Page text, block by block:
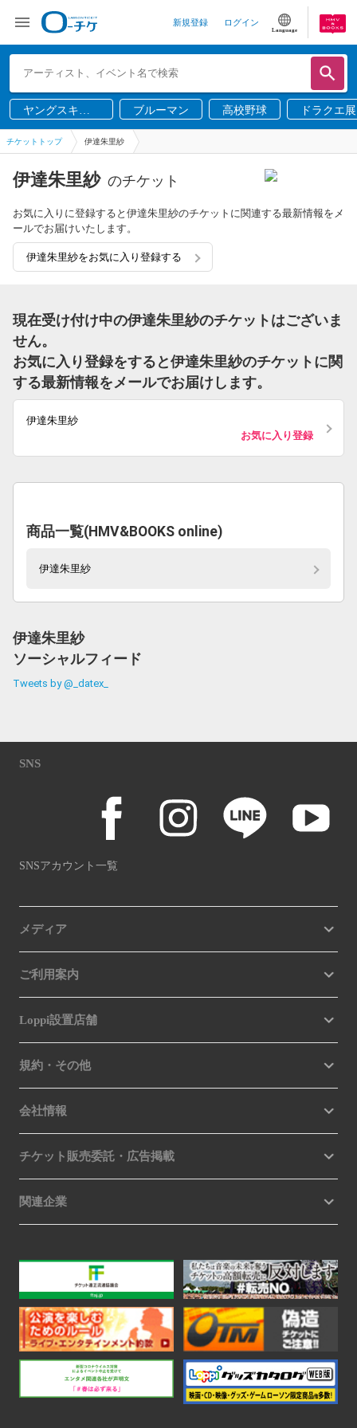
新規登録 ログイン
Language
ヤングスキニ
ー
ブルーマン 高校野球 ドラクエ展
チケットトップ 伊達朱里紗
伊達朱里紗 のチケット
お気に入りに登録すると伊達朱里紗のチケットに関連する最新情報をメ
ールでお届けいたします。
伊達朱里紗をお気に入り登録する
現在受け付け中の伊達朱里紗のチケットはございま
せん。
お気に入り登録をすると伊達朱里紗のチケットに関
する最新情報をメールでお届けします。
伊達朱里紗
お気に入り登録
商品一覧(HMV&BOOKS online)
伊達朱里紗
伊達朱里紗
ソーシャルフィード
Tweets by @_datex_
SNS
SNSアカウント一覧
メディア
ご利用案内
Loppi設置店舗
規約・その他
会社情報
チケット販売委託・広告掲載
関連企業